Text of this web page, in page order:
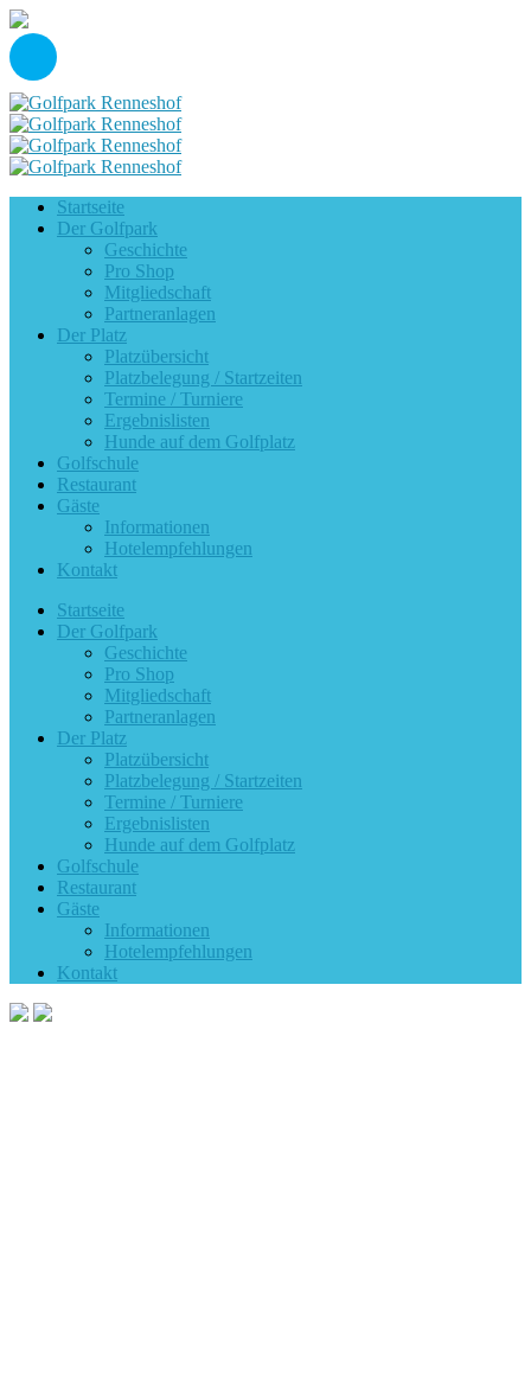
Startseite
Der Golfpark
Geschichte
Pro Shop
Mitgliedschaft
Partneranlagen
Der Platz
Platzübersicht
Platzbelegung / Startzeiten
Termine / Turniere
Ergebnislisten
Hunde auf dem Golfplatz
Golfschule
Restaurant
Gäste
Informationen
Hotelempfehlungen
Kontakt
Startseite
Der Golfpark
Geschichte
Pro Shop
Mitgliedschaft
Partneranlagen
Der Platz
Platzübersicht
Platzbelegung / Startzeiten
Termine / Turniere
Ergebnislisten
Hunde auf dem Golfplatz
Golfschule
Restaurant
Gäste
Informationen
Hotelempfehlungen
Kontakt